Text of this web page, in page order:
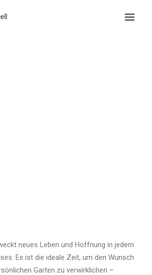
neues Leben und Hoffnung in jedem
Es ist die ideale Zeit, um den Wunsch
Garten zu verwirklichen –